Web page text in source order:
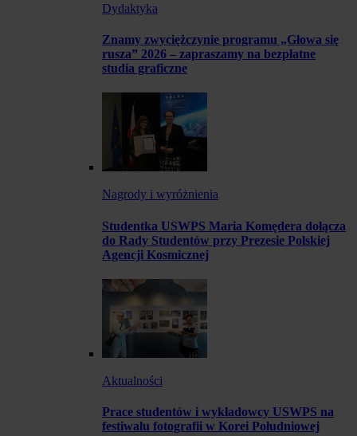
Dydaktyka
Znamy zwyciężczynie programu „Głowa się
rusza” 2026 – zapraszamy na bezpłatne
studia graficzne
Nagrody i wyróżnienia
Studentka USWPS Maria Komędera dołącza
do Rady Studentów przy Prezesie Polskiej
Agencji Kosmicznej
Aktualności
Prace studentów i wykładowcy USWPS na
festiwalu fotografii w Korei Południowej